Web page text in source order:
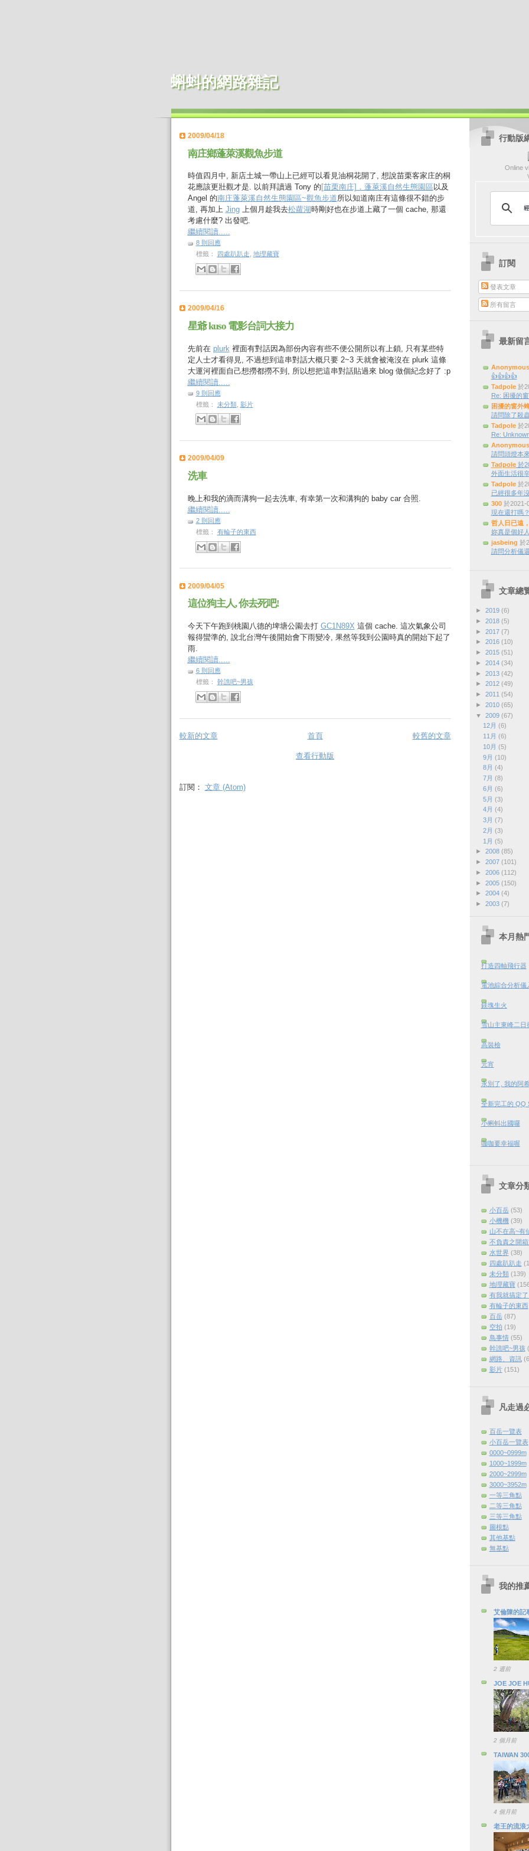
蝌蚪的網路雜記
2009/04/18
南庄鄉蓬萊溪觀魚步道
時值四月中, 新店土城一帶山上已經可以看見油桐花開了, 想說苗栗客家庄的桐
花應該更壯觀才是. 以前拜讀過 Tony 的 [苗栗南庄]．蓬萊溪自然生態園區 以及
Angel 的南庄蓬萊溪自然生態園區~觀魚步道所以知道南庄有這條很不錯的步
道, 再加上 Jing上個月趁我去松蘿湖 時剛好也在步道上藏了一個 cache, 那還
考慮什麼? 出發吧.
繼續閱讀.....
8 則回應
標籤：
四處趴趴走, 地理藏寶
2009/04/16
星爺 kuso 電影台詞大接力
先前在 plurk 裡面有對話因為部份內容有些不便公開所以有上鎖, 只有某些特
定人士才看得見, 不過想到這串對話大概只要 2~3 天就會被淹沒在 plurk 這條
大運河裡面自己想撈都撈不到, 所以想把這串對話貼過來 blog 做個紀念好了 :p
繼續閱讀.....
9 則回應
標籤： 未分類, 影片
2009/04/09
洗車
晚上和我的滴而溝狗一起去洗車, 有幸第一次和溝狗的 baby car 合照.
繼續閱讀.....
2 則回應
標籤： 有輪子的東西
2009/04/05
這位狗主人, 你去死吧!
今天下午跑到桃園八德的埤塘公園去打 GC1N89X 這個 cache. 這次氣象公司
報得蠻準的, 說北台灣午後開始會下雨變冷, 果然等我到公園時真的開始下起了
雨.
繼續閱讀.....
6 則回應
標籤： 幹譙吧~男孩
較新的文章 較舊的文章
首頁
查看行動版
訂閱： 文章 (Atom)
行動版
Online
訂閱
發表文章
所有留言
最新留
Anonymous
👍👍👍👍
Tadpole於
Re: 困擾的
困擾的窗外
請問除了殺
Tadpole於
Re:
Anonymous
請問頭燈本
Tadpole於
外面生活很
Tadpole於
已經很多年
300於2021-
現在還打嗎？
哲人日已遠
妳真是個好人
jasbeing 於
請問分析儀
文章總
► 2019 (6)
► 2018 (5)
► 2017 (7)
► 2016 (10)
► 2015 (51)
► 2014 (34)
► 2013 (42)
► 2012 (49)
► 2011 (54)
► 2010 (65)
▼ 2009 (67)
12月 (6)
11月 (6)
10月 (5)
9月 (10)
8月 (4)
7月 (8)
6月 (6)
5月 (3)
4月 (4)
3月 (7)
2月 (3)
1月 (5)
► 2008 (85)
► 2007 (101)
► 2006 (112)
► 2005 (150)
► 2004 (4)
► 2003 (7)
本月熱
打造四軸飛行器
電池綜合分析儀
鎂塊生火
雪山主東峰二日
高裝檢
元宵
永別了, 我的阿
全新完工的 QQ
小蝌蚪出國囉
咖咖要幸福喔
文章分
小百岳 (53)
小機機 (39)
山不在高~有
不負責之開箱
水世界 (38)
四處趴趴走
未分類 (139)
地理藏寶
有我就搞定
有輪子的東西
百岳 (87)
空拍 (19)
鳥事情 (55)
幹譙吧~男孩
網路、資訊
影片 (151)
凡走過
百岳一覽表
小百岳一覽表
0000~0999m
1000~1999m
2000~2999m
3000~3952m
一等三角點
二等三角點
三等三角點
圖根點
其他基點
無基點
我的推
艾倫陳的記
2 週前
JOE JOE
2 個月前
TAIWAN
4 個月前
老王的流浪